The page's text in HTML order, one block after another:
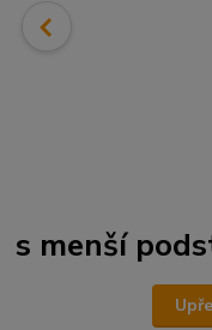
s menší